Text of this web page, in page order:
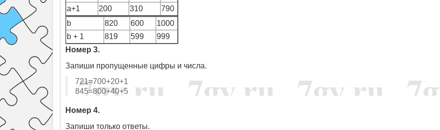
a+1
200 310
790
b
820 600
1000
b + 1
819 599
999
Номер 3.
Запиши пропущенные цифры и числа.
721=700+20+1
845=800+40+5
Номер 4.
Запиши только ответы.